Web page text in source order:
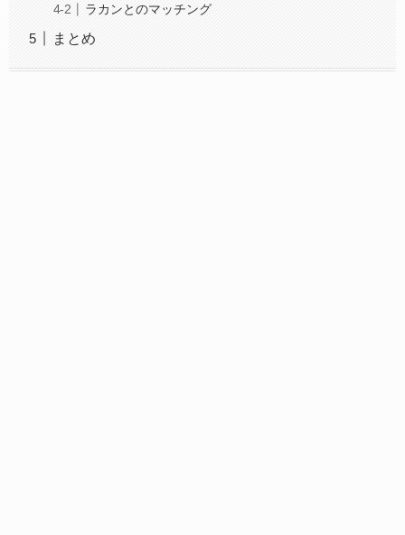
ラカンとのマッチング
まとめ